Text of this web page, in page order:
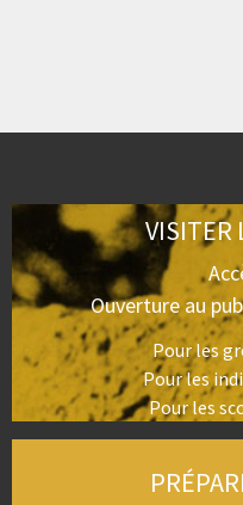
VISITER
Ouverture au
Pour les
Pour les
Pour les